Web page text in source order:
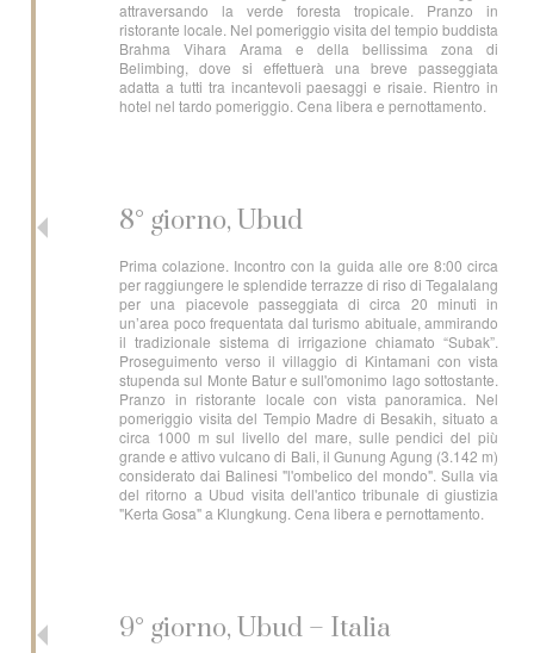
attraversando la verde foresta tropicale. Pranzo in
ristorante locale. Nel pomeriggio visita del tempio buddista
Brahma Vihara Arama e della bellissima zona di
Belimbing, dove si effettuerà una breve passeggiata
adatta a tutti tra incantevoli paesaggi e risaie. Rientro in
hotel nel tardo pomeriggio. Cena libera e pernottamento.
8° giorno, Ubud
Prima colazione. Incontro con la guida alle ore 8:00 circa
per raggiungere le splendide terrazze di riso di Tegalalang
per una piacevole passeggiata di circa 20 minuti in
un’area poco frequentata dal turismo abituale, ammirando
il tradizionale sistema di irrigazione chiamato “Subak”.
Proseguimento verso il villaggio di Kintamani con vista
stupenda sul Monte Batur e sull'omonimo lago sottostante.
Pranzo in ristorante locale con vista panoramica. Nel
pomeriggio visita del Tempio Madre di Besakih, situato a
circa 1000 m sul livello del mare, sulle pendici del più
grande e attivo vulcano di Bali, il Gunung Agung (3.142 m)
considerato dai Balinesi "l'ombelico del mondo". Sulla via
del ritorno a Ubud visita dell'antico tribunale di giustizia
"Kerta Gosa" a Klungkung. Cena libera e pernottamento.
9° giorno, Ubud – Italia